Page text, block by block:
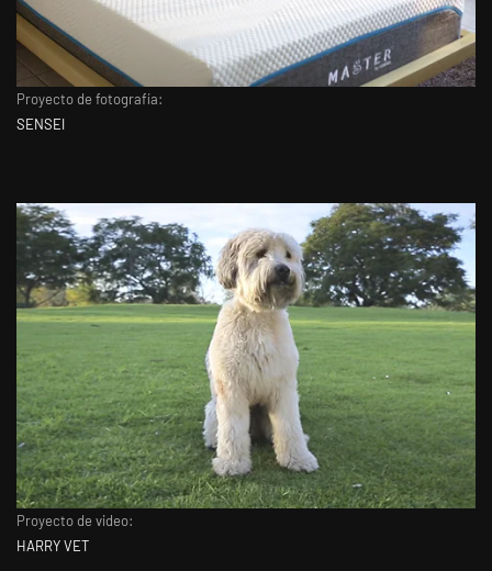
Proyecto de fotografía:
SENSEI
Proyecto de video:
HARRY VET